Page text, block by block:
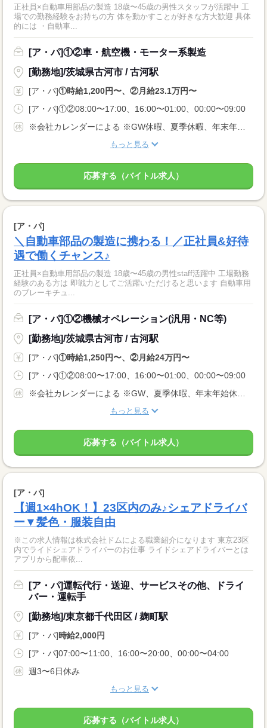
正社員×自動車用部品の製造 18歳〜45歳の男性スタッフが活躍中 工
場での勤務経験をお持ちの方 体を動かすことが好きな方大歓迎 具体
的には ・自動車...
[ア・パ]①②車・航空機・モーター系製造
[勤務地]/茨城県古河市 / 古河駅
[ア・パ]①時給1,200円〜、②月給23.1万円〜
[ア・パ]①②08:00〜17:00、16:00〜01:00、00:00〜09:00
※会社カレンダーによる ※GW休暇、夏季休暇、年末年始休暇あり
もっと見る
応募する（バイトル求人）
[ア・パ]
＼自動車部品の製造に携わる！／正社員&好待
遇で働くチャンス♪
正社員×自動車用部品の製造 18歳〜45歳の男性staff活躍中 工場勤務
経験のある方は 即戦力としてご活躍いただけると思います 自動車用
のブレーキチュ...
[ア・パ]①②機械オペレーション(汎用・NC等)
[勤務地]/茨城県古河市 / 古河駅
[ア・パ]①時給1,250円〜、②月給24万円〜
[ア・パ]①②08:00〜17:00、16:00〜01:00、00:00〜09:00
※会社カレンダーによる ※GW、夏季休暇、年末年始休暇あり
もっと見る
応募する（バイトル求人）
[ア・パ]
【週1×4hOK！】23区内のみ♪シェアドライバ
ー▼髪色・服装自由
※この求人情報は株式会社ドムによる職業紹介になります 東京23区
内でライドシェアドライバーのお仕事 ライドシェアドライバーとは
アプリから配車依...
[ア・パ]運転代行・送迎、サービスその他、ドライ
バー・運転手
[勤務地]/東京都千代田区 / 麹町駅
[ア・パ]時給2,000円
[ア・パ]07:00〜11:00、16:00〜20:00、00:00〜04:00
週3〜6日休み
もっと見る
応募する（バイトル求人）